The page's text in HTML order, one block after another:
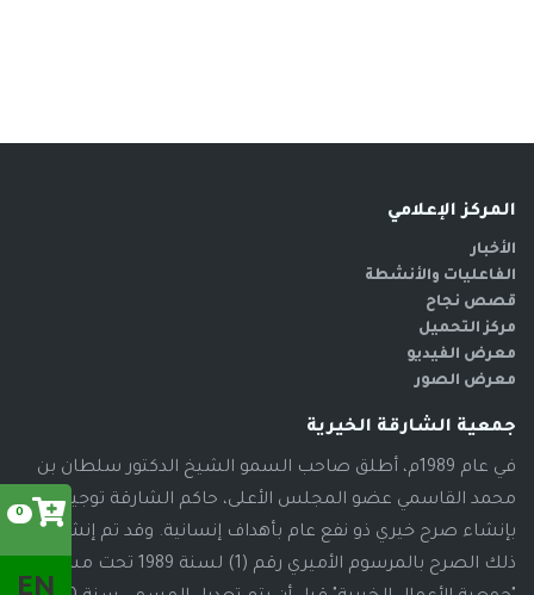
0
المركز الإعلامي
الأخبار
الفاعليات والأنشطة
قصص نجاح
مركز التحميل
معرض الفيديو
معرض الصور
جمعية الشارقة الخيرية
في عام 1989م، أطلق صاحب السمو الشيخ الدكتور سلطان بن
محمد القاسمي عضو المجلس الأعلى، حاكم الشارقة توجيهاته
بإنشاء صرح خيري ذو نفع عام بأهداف إنسانية. وقد تم إنشاء
ذلك الصرح بالمرسوم الأميري رقم (1) لسنة 1989 تحت مسمى